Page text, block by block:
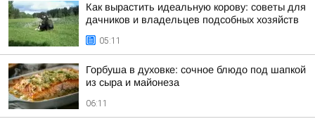
Как вырастить идеальную корову: советы для
дачников и владельцев подсобных хозяйств
05:11
Горбуша в духовке: сочное блюдо под шапкой
из сыра и майонеза
06:11